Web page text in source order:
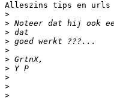
Alleszins tips en urls
>
>
>
>
>
>
>
>
>
>